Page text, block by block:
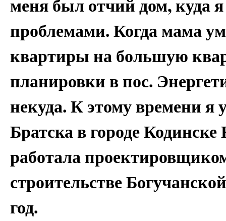
меня был отчий дом, куда
проблемами. Когда мама
квартиры на большую
планировки в пос.
некуда. К этому времени я
Братска в городе
работала
строительстве
год.